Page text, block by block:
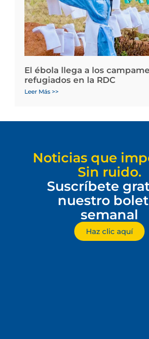
El ébola llega a los
refugiados en la RDC
Leer Más >>
Noticias que
Sin ruido.
Suscríbete
nuestro
semanal
Haz clic aquí